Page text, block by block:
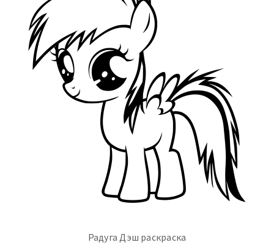
Радуга Дэш раскраска